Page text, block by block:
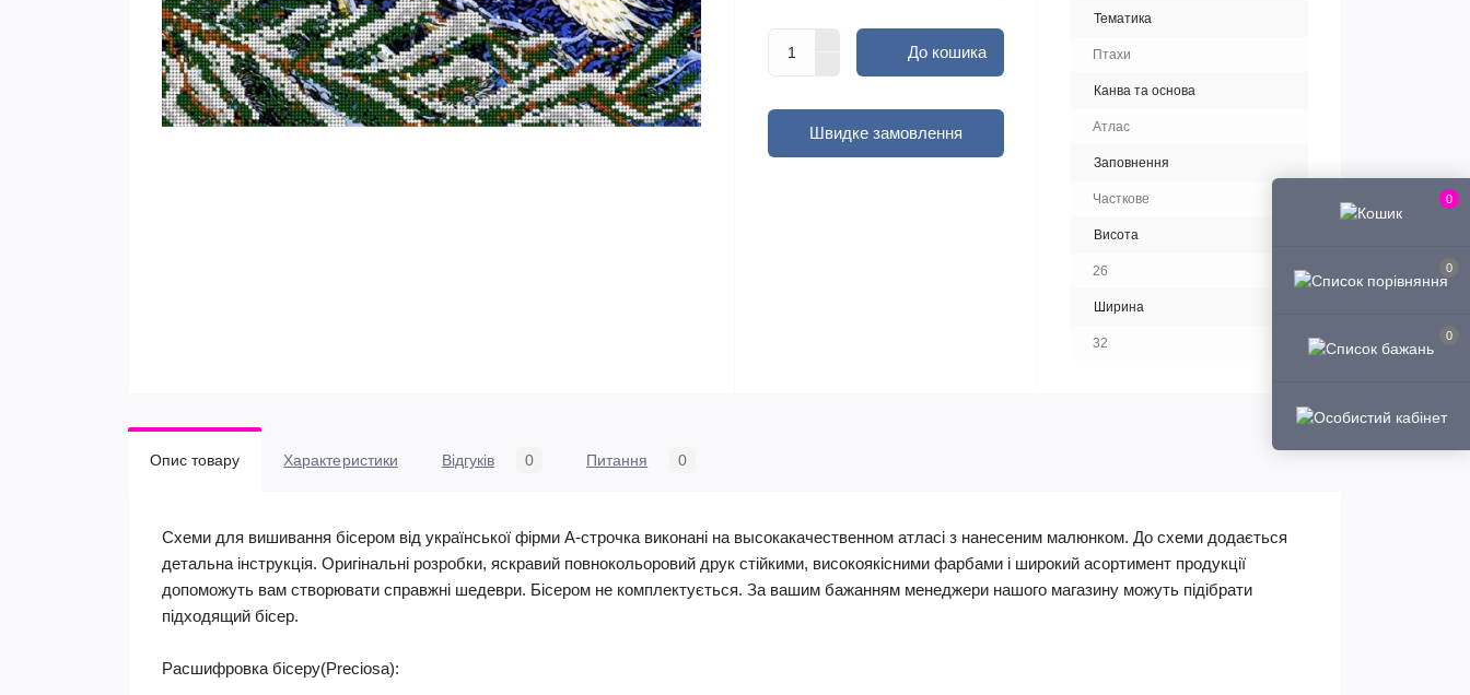
0
0
0
До кошика
Швидке замовлення
Тематика
Птахи
Канва та основа
Атлас
Заповнення
Часткове
Висота
26
Ширина
32
Опис товару Характеристики Відгуків 0 Питання 0
Схеми для вишивання бісером від української фірми А-строчка виконані на высокакачественном атласі з нанесеним малюнком. До схеми додається
детальна інструкція. Оригінальні розробки, яскравий повнокольоровий друк стійкими, високоякісними фарбами і широкий асортимент продукції
допоможуть вам створювати справжні шедеври. Бісером не комплектується. За вашим бажанням менеджери нашого магазину можуть підібрати
підходящий бісер.
Расшифровка бісеру(Preciosa):